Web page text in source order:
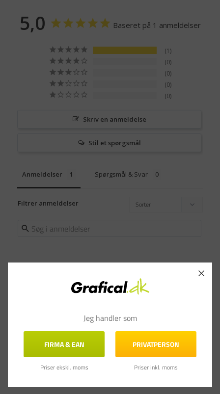
5,0 Baseret på 1 anmeldelser
1
0
0
0
0
Skriv en anmeldelse
Stil et spørgsmål
Anmeldelser Spørgsmål & Svar
Filtrer anmeldelser
Denmark
Varen lever op til forventningerne
Magneter Dahle 32mm rund gul 10stk/æsk bærekraft 0,8kg
Var denne anmeldelse til hjælp?
Jeg handler som
FIRMA & EAN
Priser ekskl. moms
PRIVATPERSON
Priser inkl. moms